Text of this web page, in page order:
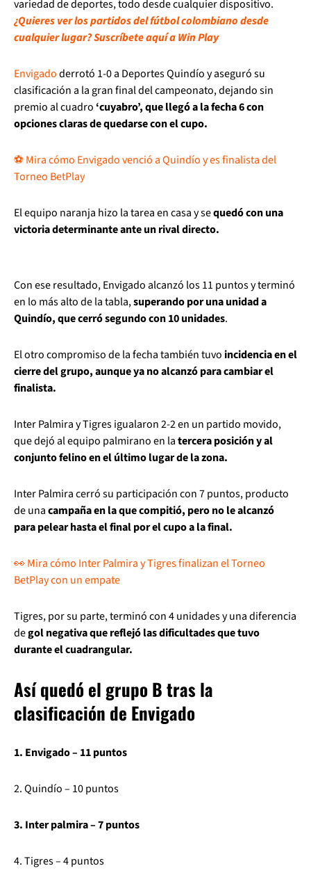
variedad de deportes, todo desde cualquier dispositivo.
¿Quieres ver los partidos del fútbol colombiano desde
cualquier lugar? Suscríbete aquí a Win Play
Envigadoderrotó 1-0 a Deportes Quindío y aseguró su
clasificación a la gran final del campeonato, dejando sin
premio al cuadro ‘cuyabro’, que llegó a la fecha 6 con
opciones claras de quedarse con el cupo.
⚽ Mira cómo Envigado venció a Quindío y es finalista del
Torneo BetPlay
El equipo naranja hizo la tarea en casa y sequedó con una
victoria determinante ante un rival directo.
Con ese resultado, Envigado alcanzó los 11 puntos y terminó
en lo más alto de la tabla,superando por una unidad a
Quindío, que cerró segundo con 10 unidades.
El otro compromiso de la fecha también tuvo incidencia en el
cierre del grupo, aunque ya no alcanzó para cambiar el
finalista.
Inter Palmira y Tigres igualaron 2-2 en un partido movido,
que dejó al equipo palmirano en latercera posición y al
conjunto felino en el último lugar de la zona.
Inter Palmira cerró su participación con 7 puntos, producto
de unacampaña en la que compitió, pero no le alcanzó
para pelear hasta el final por el cupo a la final.
👀 Mira cómo Inter Palmira y Tigres finalizan el Torneo
BetPlay con un empate
Tigres, por su parte, terminó con 4 unidades y una diferencia
degol negativa que reflejó las dificultades que tuvo
durante el cuadrangular.
Así quedó el grupo B tras la
clasificación de Envigado
1. Envigado – 11 puntos
2. Quindío – 10 puntos
3. Inter palmira – 7 puntos
4. Tigres – 4 puntos